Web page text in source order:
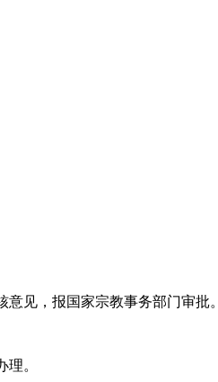
见，报国家宗教事务部门审批。
。